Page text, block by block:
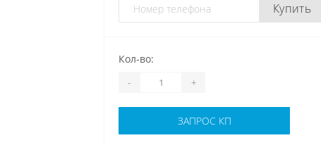
Купить
Кол-во:
- +
ЗАПРОС КП